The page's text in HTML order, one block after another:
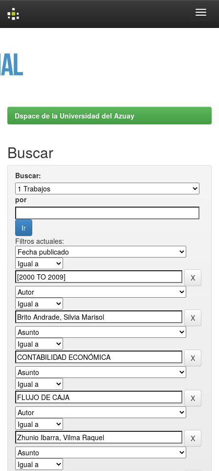
Dspace de la Universidad del Azuay
Buscar
Buscar:
por
Filtros actuales: